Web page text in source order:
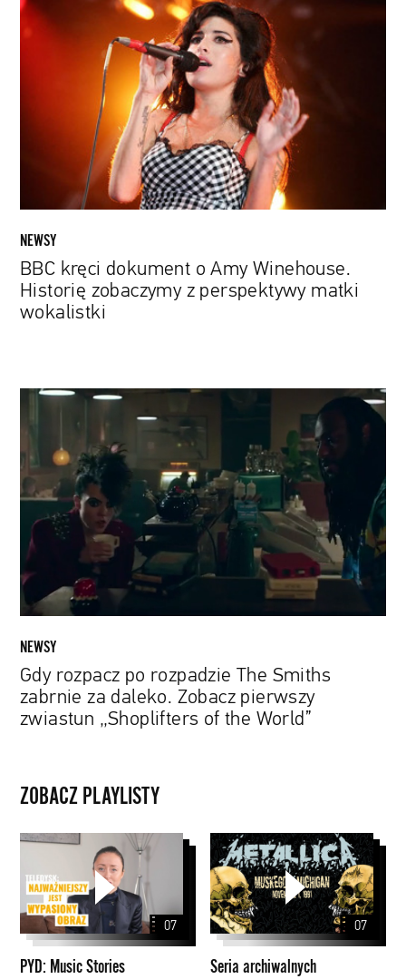
kręci
matki
wokalistki
NEWSY
BBC kręci dokument o Amy Winehouse.
Historię zobaczymy z perspektywy matki
wokalistki
rozpadzie
zabrnie
daleko.
Zobacz
pierwszy
zwiastun
of
the
World”
NEWSY
Gdy rozpacz po rozpadzie The Smiths
zabrnie za daleko. Zobacz pierwszy
zwiastun „Shoplifters of the World”
ZOBACZ PLAYLISTY
PYD:
Stories
07
PYD: Music Stories
Seria
archiwalnych
koncertów
Metalliki
07
Seria archiwalnych